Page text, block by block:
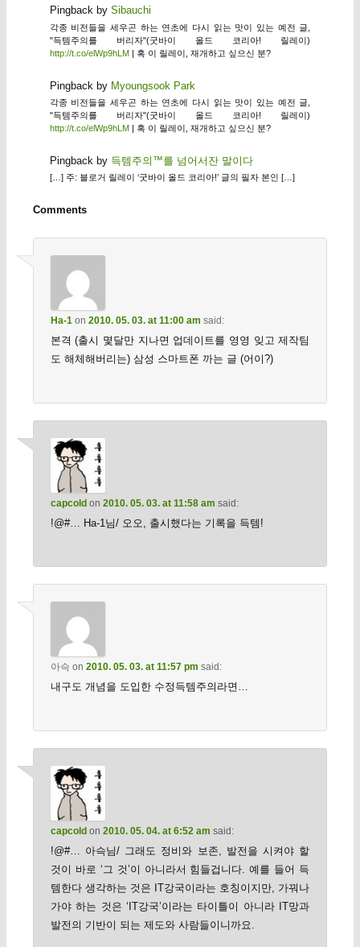
Pingback by Sibauchi
각종 비전들을 세우곤 하는 연초에 다시 읽는 맛이 있는 예전 글,
"득템주의를 버리자"(굿바이 올드 코리아! 릴레이)
http://t.co/elWp9hLM| 혹 이 릴레이, 재개하고 싶으신 분?
Pingback by Myoungsook Park
각종 비전들을 세우곤 하는 연초에 다시 읽는 맛이 있는 예전 글,
"득템주의를 버리자"(굿바이 올드 코리아! 릴레이)
http://t.co/elWp9hLM| 혹 이 릴레이, 재개하고 싶으신 분?
Pingback by 득템주의™를 넘어서잔 말이다
[…] 주: 블로거 릴레이 ‘굿바이 올드 코리아!’ 글의 필자 본인 […]
Comments
Ha-1on 2010. 05. 03. at 11:00 am said:
본격 (출시 몇달만 지나면 업데이트를 영영 잊고 제작팀
도 해체해버리는) 삼성 스마트폰 까는 글 (어이?)
capcoldon 2010. 05. 03. at 11:58 am said:
!@#… Ha-1님/ 오오, 출시했다는 기록을 득템!
아슥 on 2010. 05. 03. at 11:57 pm said:
내구도 개념을 도입한 수정득템주의라면…
capcoldon 2010. 05. 04. at 6:52 am said:
!@#… 아슥님/ 그래도 정비와 보존, 발전을 시켜야 할
것이 바로 ‘그 것’이 아니라서 힘들겁니다. 예를 들어 득
템한다 생각하는 것은 IT강국이라는 호칭이지만, 가꿔나
가야 하는 것은 ‘IT강국’이라는 타이틀이 아니라 IT망과
발전의 기반이 되는 제도와 사람들이니까요.